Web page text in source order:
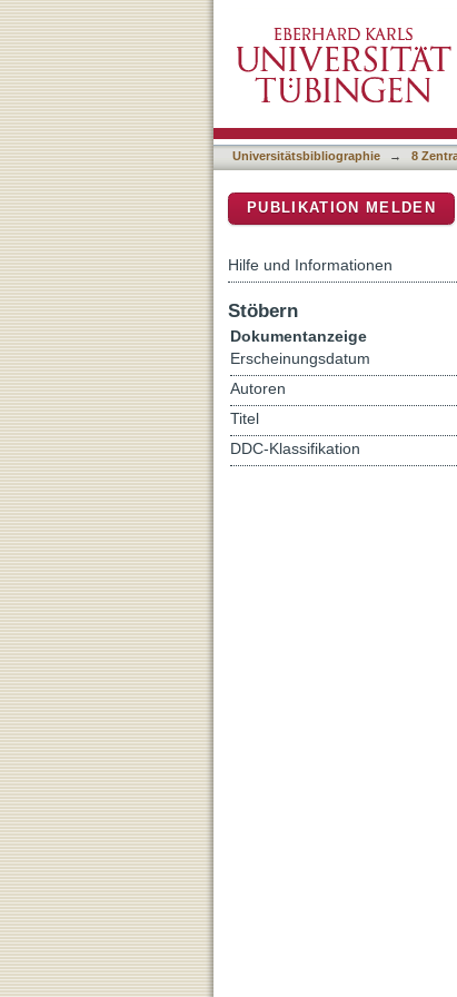
Cross-group
Universitätsbibliographie → 8
PUBLIKATION MELDEN
Hilfe und Informationen
Stöbern
Dokumentanzeige
Erscheinungsdatum
Autoren
Titel
DDC-Klassifikation